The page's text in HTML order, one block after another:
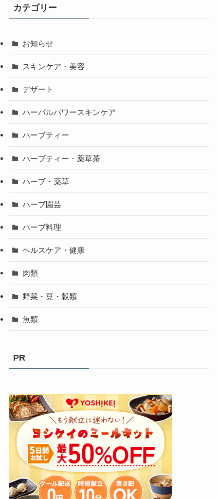
カテゴリー
お知らせ
スキンケア・美容
デザート
ハーバルパワースキンケア
ハーブティー
ハーブティー・薬草茶
ハーブ・薬草
ハーブ園芸
ハーブ料理
ヘルスケア・健康
肉類
野菜・豆・穀類
魚類
PR